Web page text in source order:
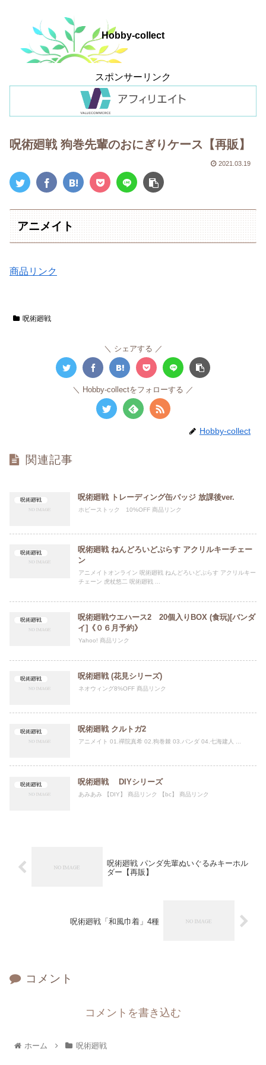
Hobby-collect
スポンサーリンク
呪術廻戦 狗巻先輩のおにぎりケース【再販】
2021.03.19
アニメイト
商品リンク
呪術廻戦
シェアする
Hobby-collectをフォローする
Hobby-collect
関連記事
呪術廻戦 呪術廻戦 トレーディング缶バッジ 放課後ver.
ホビーストック 10%OFF 商品リンク
呪術廻戦
呪術廻戦 ねんどろいどぷらす アクリルキーチェー
ン
アニメイトオンライン 呪術廻戦 ねんどろいどぷらす アクリルキー
チェーン 虎杖悠二 呪術廻戦 ...
呪術廻戦
呪術廻戦ウエハース2 20個入りBOX (食玩)[バンダ
イ]《０６月予約》
Yahoo! 商品リンク
呪術廻戦 呪術廻戦 (花見シリーズ)
ネオウィング8%OFF 商品リンク
呪術廻戦 呪術廻戦 クルトガ2
アニメイト 01.禪院真希 02.狗巻棘 03.パンダ 04.七海建人 ...
呪術廻戦 呪術廻戦 DIYシリーズ
あみあみ 【DIY】 商品リンク 【bc】 商品リンク
呪術廻戦 パンダ先輩ぬいぐるみキーホル
ダー【再販】
呪術廻戦「和風巾着」4種
コメント
コメントを書き込む
ホーム 呪術廻戦